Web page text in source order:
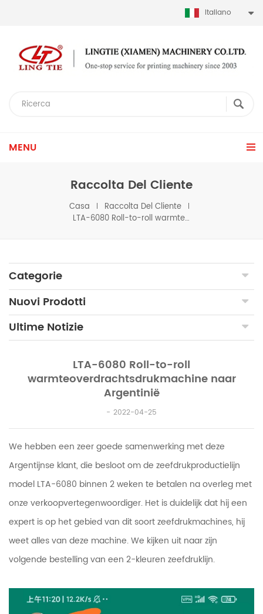
Italiano
MENU
Raccolta Del Cliente
Casa
Raccolta Del Cliente
LTA-6080 Roll-to-roll warmteoverdrachtsdrukmachine naar Argentinië
Categorie
Nuovi Prodotti
Ultime Notizie
LTA-6080 Roll-to-roll
warmteoverdrachtsdrukmachine naar
Argentinië
2022-04-25
We hebben een zeer goede samenwerking met deze
Argentijnse klant, die besloot om de zeefdrukproductielijn
model LTA-6080 binnen 2 weken te betalen na overleg met
onze verkoopvertegenwoordiger. Het is duidelijk dat hij een
expert is op het gebied van dit soort zeefdrukmachines, hij
weet alles van deze machine. We kijken uit naar zijn
volgende bestelling van een 2-kleuren zeefdruklijn.